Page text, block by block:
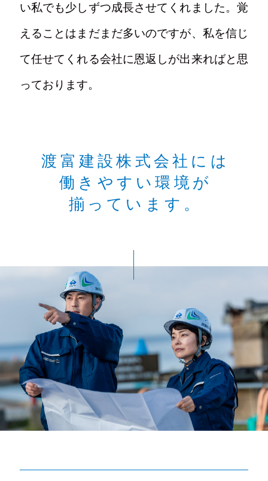
い私でも少しずつ成長させてくれました。覚
えることはまだまだ多いのですが、私を信じ
て任せてくれる会社に恩返しが出来ればと思
っております。
渡富建設株式会社には
働きやすい環境が
揃っています。